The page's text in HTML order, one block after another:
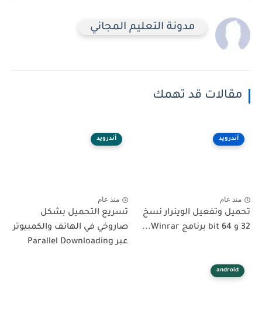
مدونة التعليم المجاني
مقالات قد تهمك
أندرويد
منذ عام
تحميل وتفعيل الوينرار نسخ
32 و 64 bit برنامج Winrar...
أندرويد
منذ عام
تسريع التحميل بشكل
صاروخي في الهاتف والكمبيوتر
عبر Parallel Downloading
android